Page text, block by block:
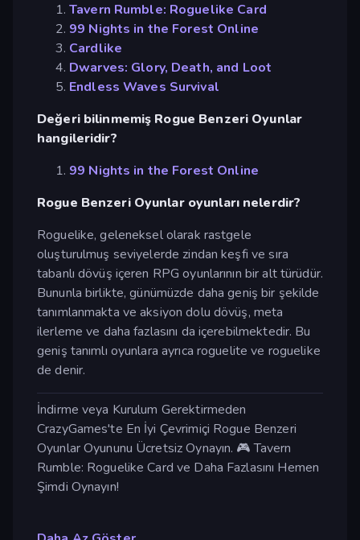
Tavern Rumble: Roguelike Card
99 Nights in the Forest Online
Cardlike
Dwarves: Glory, Death, and Loot
Endless Waves Survival
Değeri bilinmemiş Rogue Benzeri Oyunlar
hangileridir?
99 Nights in the Forest Online
Rogue Benzeri Oyunlar oyunları nelerdir?
Roguelike, geleneksel olarak rastgele
oluşturulmuş seviyelerde zindan keşfi ve sıra
tabanlı dövüş içeren RPG oyunlarının bir alt türüdür.
Bununla birlikte, günümüzde daha geniş bir şekilde
tanımlanmakta ve aksiyon dolu dövüş, meta
ilerleme ve daha fazlasını da içerebilmektedir. Bu
geniş tanımlı oyunlara ayrıca roguelite ve roguelike
de denir.
İndirme veya Kurulum Gerektirmeden
CrazyGames'te En İyi Çevrimiçi Rogue Benzeri
Oyunlar Oyununu Ücretsiz Oynayın. 🎮 Tavern
Rumble: Roguelike Card ve Daha Fazlasını Hemen
Şimdi Oynayın!